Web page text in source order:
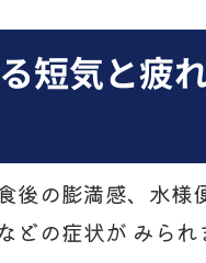
短気と疲
後の膨満感、水様
どの症状が みら